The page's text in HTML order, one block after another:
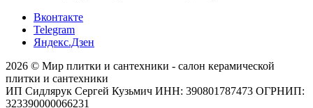
Вконтакте
Telegram
Яндекс.Дзен
2026 © Мир плитки и сантехники - салон керамической
плитки и сантехники
ИП Сидлярук Сергей Кузьмич ИНН: 390801787473 ОГРНИП:
323390000066231